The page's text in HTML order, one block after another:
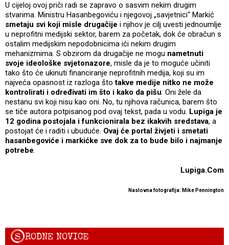
U cijeloj ovoj priči radi se zapravo o sasvim nekim drugim
stvarima. Ministru Hasanbegoviću i njegovoj „savjetnici“ Markić
smetaju svi koji misle drugačije i njihov je cilj uvesti jednoumlje
u neprofitni medijski sektor, barem za početak, dok će obračun s
ostalim medijskim nepodobnicima ići nekim drugim
mehanizmima. S obzirom da drugačije ne mogu nametnuti
svoje ideološke svjetonazore, misle da je to moguće učiniti
tako što će ukinuti financiranje neprofitnih medija, koji su im
najveća opasnost iz razloga štotakve medije nitko ne može
kontrolirati i određivati im što i kako da pišu. Oni žele da
nestanu svi koji nisu kao oni. No, tu njihova računica, barem što
se tiče autora potpisanog pod ovaj tekst, pada u vodu. Lupiga je
12 godina postojala i funkcionirala bez ikakvih sredstava, a
postojat će i raditi i ubuduće. Ovaj će portal živjeti i smetati
hasanbegoviće i markićke sve dok za to bude bilo i najmanje
potrebe.
Lupiga.Com
Naslovna fotografija: Mike Pennington
SRODNE NOVICE